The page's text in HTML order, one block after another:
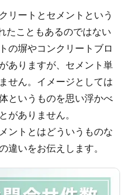
リートとセメントという
たこともあるのではない
の塀やコンクリートブロ
ありますが、セメント単
せん。イメージとしては
というものを思い浮かべ
がありません。
ントとはどういうものな
違いをお伝えします。